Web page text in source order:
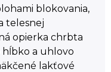
blokovania,
telesnej
opierka chrbta
hĺbko a uhlovo
lakťové